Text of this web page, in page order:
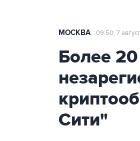
МОСКВА 09:50, 7
Более
Сити"